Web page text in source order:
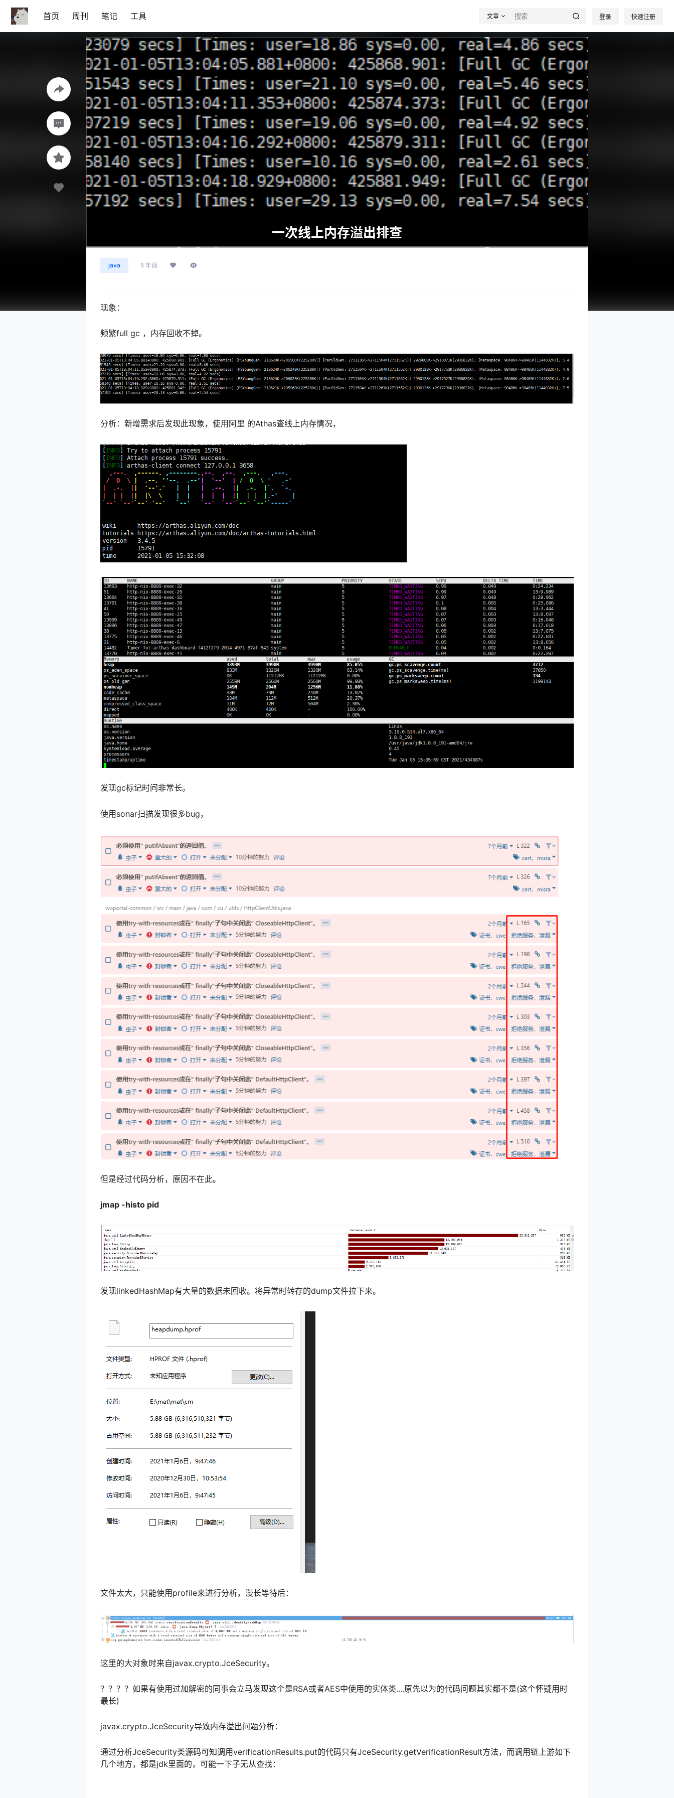
首页 周刊 笔记 工具 文章 登录 快速注册
一次线上内存溢出排查
java 5 年前
现象：
频繁full gc ，内存回收不掉。
分析：新增需求后发现此现象，使用阿里 的Athas查线上内存情况，
发现gc标记时间非常长。
使用sonar扫描发现很多bug，
但是经过代码分析，原因不在此。
jmap -histo pid
发现linkedHashMap有大量的数据未回收。将异常时转存的dump文件拉下来。
文件太大，只能使用profile来进行分析，漫长等待后：
这里的大对象时来自javax.crypto.JceSecurity。
？？？？如果有使用过加解密的同事会立马发现这个是RSA或者AES中使用的实体类....原先以为的代码问题其实都不是(这个怀疑用时
最长)
javax.crypto.JceSecurity导致内存溢出问题分析：
通过分析JceSecurity类源码可知调用verificationResults.put的代码只有JceSecurity.getVerificationResult方法，而调用链上游如下
几个地方，都是jdk里面的，可能一下子无从查找：